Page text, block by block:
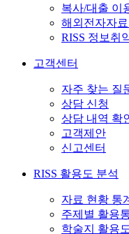
복사/대출 이
해외전자자
RISS 정보취
고객센터
자주 찾는 질
상담 신청
상담 내역 확
고객제안
신고센터
RISS 활용도 분석
자료 현황 통
주제별 활용
학술지 활용